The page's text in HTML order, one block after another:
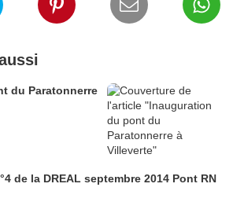
du Paratonnerre
de la DREAL septembre 2014 Pont RN